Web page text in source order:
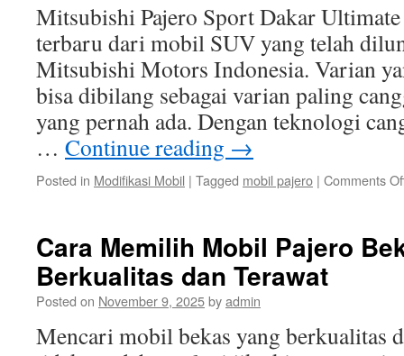
Mitsubishi Pajero Sport Dakar
terbaru dari mobil SUV yang telah
Mitsubishi Motors Indonesia. Varian
bisa dibilang sebagai varian paling
yang pernah ada. Dengan teknologi
… Continue reading →
Posted in Modifikasi Mobil | Tagged mobil pajero | Comments
Cara Memilih Mobil Pajero
Berkualitas dan Terawat
Posted on November 9, 2025byadmin
Mencari mobil bekas yang berkualitas